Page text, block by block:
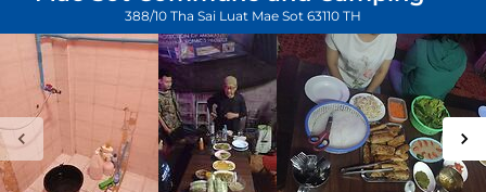
388/10 Tha Sai Luat Mae Sot 63110 TH